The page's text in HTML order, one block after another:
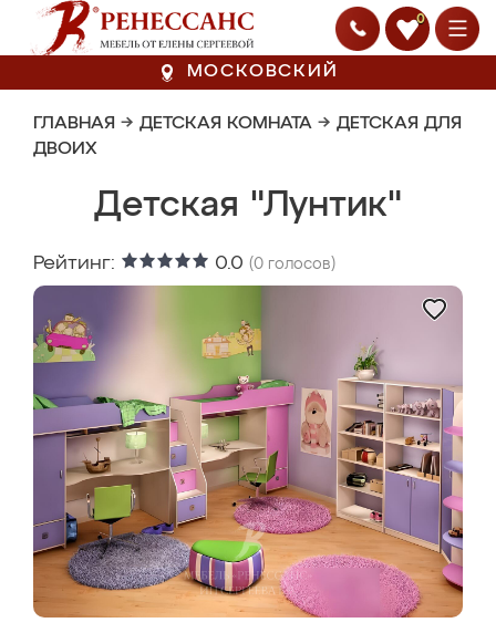
0
МОСКОВСКИЙ
ГЛАВНАЯ → ДЕТСКАЯ КОМНАТА → ДЕТСКАЯ ДЛЯ
ДВОИХ
Детская "Лунтик"
Рейтинг: 0.0 (0 голосов)